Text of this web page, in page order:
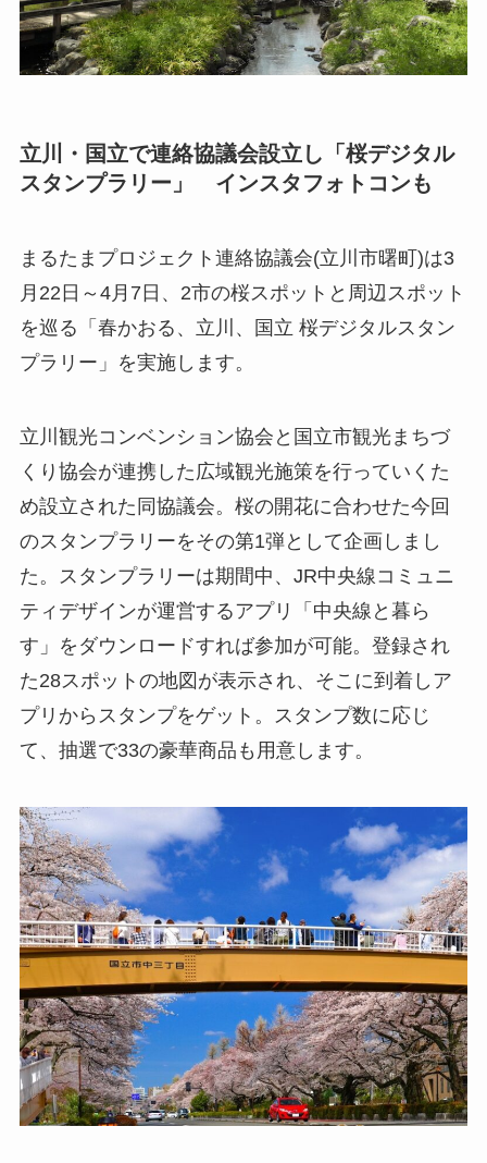
立川・国立で連絡協議会設立し「桜デジタル
スタンプラリー」 インスタフォトコンも
まるたまプロジェクト連絡協議会(立川市曙町)は3
月22日～4月7日、2市の桜スポットと周辺スポット
を巡る「春かおる、立川、国立 桜デジタルスタン
プラリー」を実施します。
立川観光コンベンション協会と国立市観光まちづ
くり協会が連携した広域観光施策を行っていくた
め設立された同協議会。桜の開花に合わせた今回
のスタンプラリーをその第1弾として企画しまし
た。スタンプラリーは期間中、JR中央線コミュニ
ティデザインが運営するアプリ「中央線と暮ら
す」をダウンロードすれば参加が可能。登録され
た28スポットの地図が表示され、そこに到着しア
プリからスタンプをゲット。スタンプ数に応じ
て、抽選で33の豪華商品も用意します。